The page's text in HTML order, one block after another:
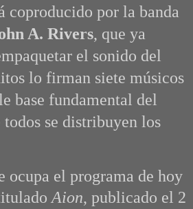
coproducido por la banda
A. Rivers, que ya
el sonido del
lo firman siete músicos
base fundamental del
se distribuyen los
ocupa el programa de hoy
Aion, publicado el 2